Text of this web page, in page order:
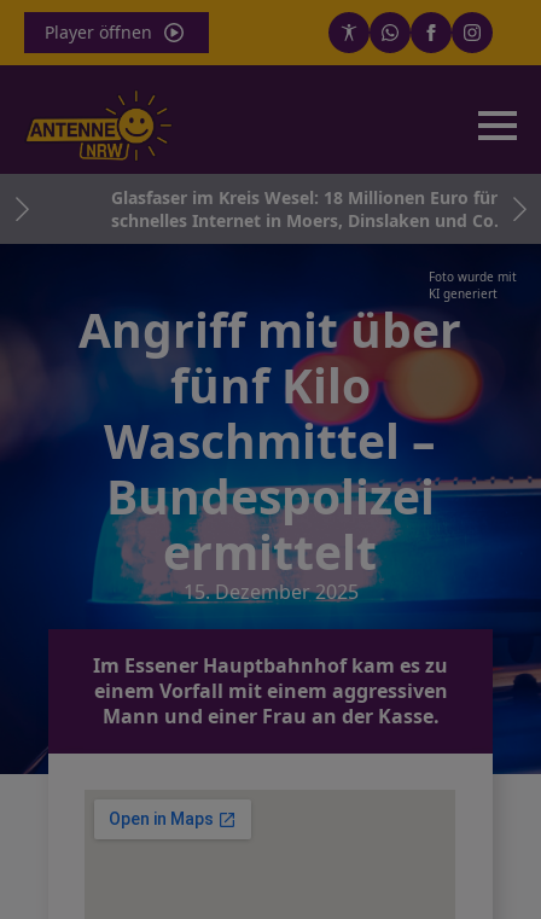
Player öffnen
Glasfaser im Kreis Wesel: 18 Millionen Euro für
schnelles Internet in Moers, Dinslaken und Co.
Foto wurde mit
KI generiert
Angriff mit über
fünf Kilo
Waschmittel –
Bundespolizei
ermittelt
15. Dezember 2025
Im Essener Hauptbahnhof kam es zu
einem Vorfall mit einem aggressiven
Mann und einer Frau an der Kasse.